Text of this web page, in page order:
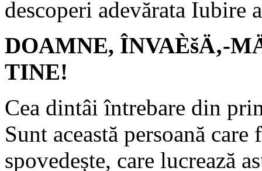
descoperi adevărata Iubire
DOAMNE, ÎNVAÈšÄ‚-
TINE!
Cea dintâi întrebare din
Sunt această persoană care
spovedește, care lucrează